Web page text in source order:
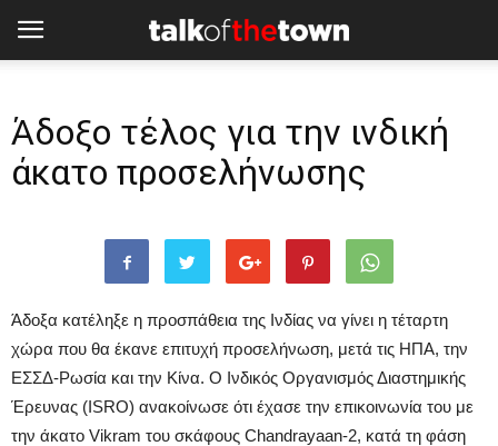
Άδοξο τέλος για την ινδική
άκατο προσελήνωσης
Άδοξα κατέληξε η προσπάθεια της Ινδίας να γίνει η τέταρτη
χώρα που θα έκανε επιτυχή προσελήνωση, μετά τις ΗΠΑ, την
ΕΣΣΔ-Ρωσία και την Κίνα. Ο Ινδικός Οργανισμός Διαστημικής
Έρευνας (ISRO) ανακοίνωσε ότι έχασε την επικοινωνία του με
την άκατο Vikram του σκάφους Chandrayaan-2, κατά τη φάση